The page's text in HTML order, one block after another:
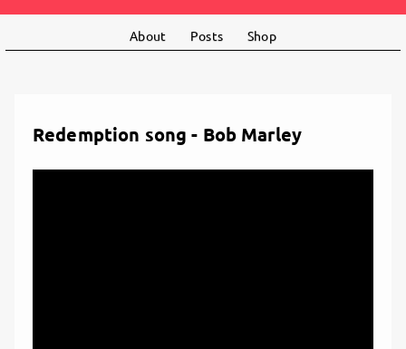
About Posts Shop
Redemption song - Bob Marley